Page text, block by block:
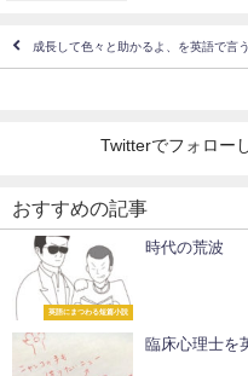
成長して色々と助かるよ、を英語で言
Twitterでフォロー
おすすめの記事
英語にまつわる短篇小説
時代の荒波
臨床心理士を